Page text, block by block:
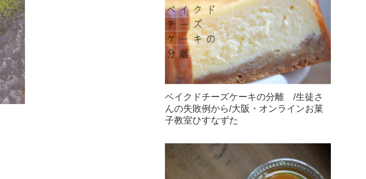
ベイクドチーズケーキの分離 /生徒さ
んの失敗例から/大阪・オンラインお菓
子教室ひすなずた